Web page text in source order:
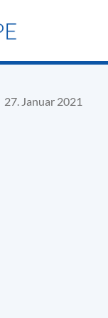
27. Januar 2021